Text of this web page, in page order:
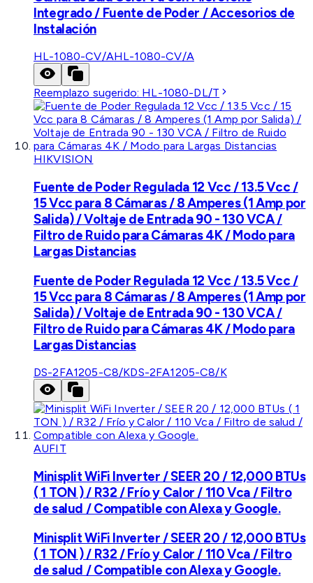
Integrado / Fuente de Poder / Accesorios de
Instalación
HL-1080-CV/AHL-1080-CV/A
Reemplazo sugerido: HL-1080-DL/T
HIKVISION
Fuente de Poder Regulada 12 Vcc / 13.5 Vcc /
15 Vcc para 8 Cámaras / 8 Amperes (1 Amp por
Salida) / Voltaje de Entrada 90 - 130 VCA /
Filtro de Ruido para Cámaras 4K / Modo para
Largas Distancias
Fuente de Poder Regulada 12 Vcc / 13.5 Vcc /
15 Vcc para 8 Cámaras / 8 Amperes (1 Amp por
Salida) / Voltaje de Entrada 90 - 130 VCA /
Filtro de Ruido para Cámaras 4K / Modo para
Largas Distancias
DS-2FA1205-C8/KDS-2FA1205-C8/K
AUFIT
Minisplit WiFi Inverter / SEER 20 / 12,000 BTUs
( 1 TON ) / R32 / Frío y Calor / 110 Vca / Filtro
de salud / Compatible con Alexa y Google.
Minisplit WiFi Inverter / SEER 20 / 12,000 BTUs
( 1 TON ) / R32 / Frío y Calor / 110 Vca / Filtro
de salud / Compatible con Alexa y Google.